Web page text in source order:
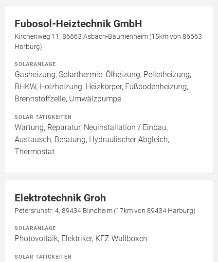
Fubosol-Heiztechnik GmbH
Kirchenweg 11, 86663 Asbach-Bäumenheim (15km von 86663
Harburg)
SOLARANLAGE
Gasheizung, Solarthermie, Ölheizung, Pelletheizung,
BHKW, Holzheizung, Heizkörper, Fußbodenheizung,
Brennstoffzelle, Umwälzpumpe
SOLAR TÄTIGKEITEN
Wartung, Reparatur, Neuinstallation / Einbau,
Austausch, Beratung, Hydraulischer Abgleich,
Thermostat
Elektrotechnik Groh
Petersruhstr. 4, 89434 Blindheim (17km von 89434 Harburg)
SOLARANLAGE
Photovoltaik, Elektriker, KFZ Wallboxen
SOLAR TÄTIGKEITEN